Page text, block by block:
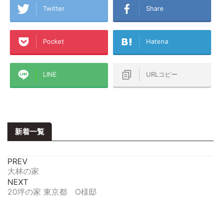
Twitter Share
Pocket Hatena
LINE URLコピー
新着一覧
PREV
大林の家
NEXT
20坪の家 東京都 O様邸